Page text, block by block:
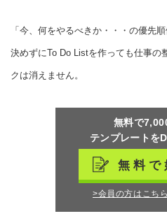
「今、何をやるべきか・・・の優先
決めずにTo Do Listを作っても仕事の
クは消えません。
無料で
テンプレートを
無料で
>会員の方はこち